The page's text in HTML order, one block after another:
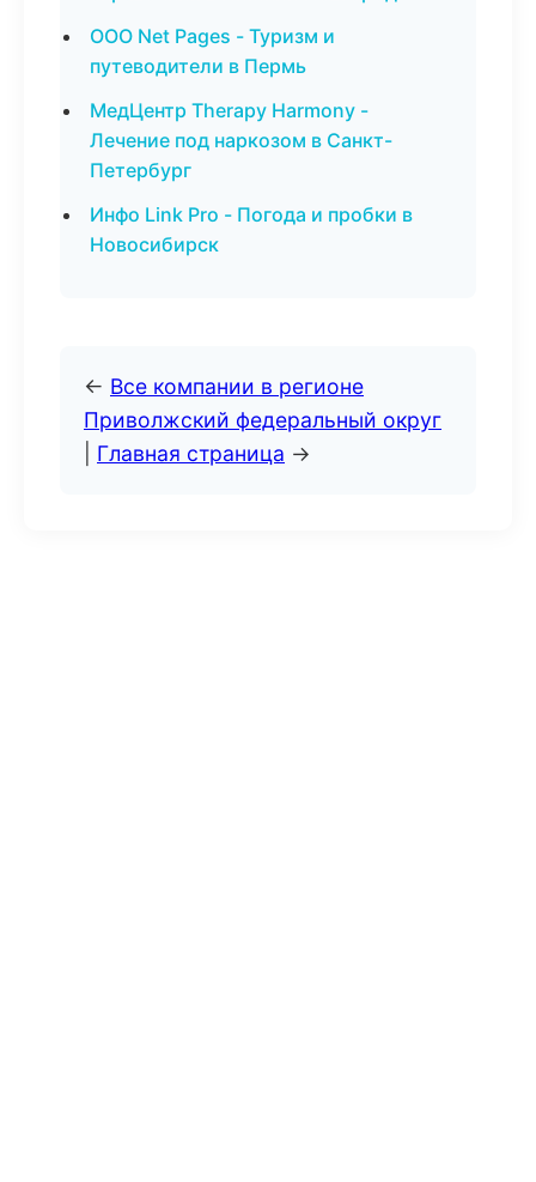
ООО Net Pages - Туризм и
путеводители в Пермь
МедЦентр Therapy Harmony -
Лечение под наркозом в Санкт-
Петербург
Инфо Link Pro - Погода и пробки в
Новосибирск
← Все компании в регионе
Приволжский федеральный округ
Главная страница →